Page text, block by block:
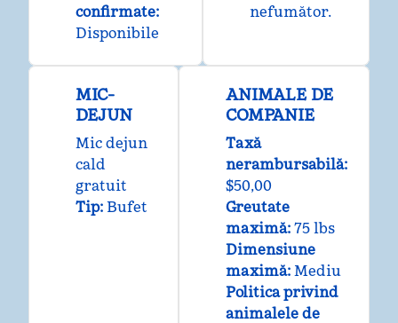
confirmate:
Disponibile
nefumător.
MIC-
DEJUN
Mic dejun
cald
gratuit
Tip: Bufet
ANIMALE DE
COMPANIE
Taxă
nerambursabilă:
$50,00
Greutate
maximă: 75 lbs
Dimensiune
maximă: Mediu
Politica privind
animalele de